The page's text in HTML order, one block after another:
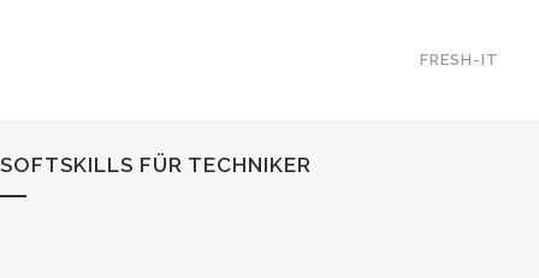
FRESH-IT
SOFTSKILLS FÜR TECHNIKER